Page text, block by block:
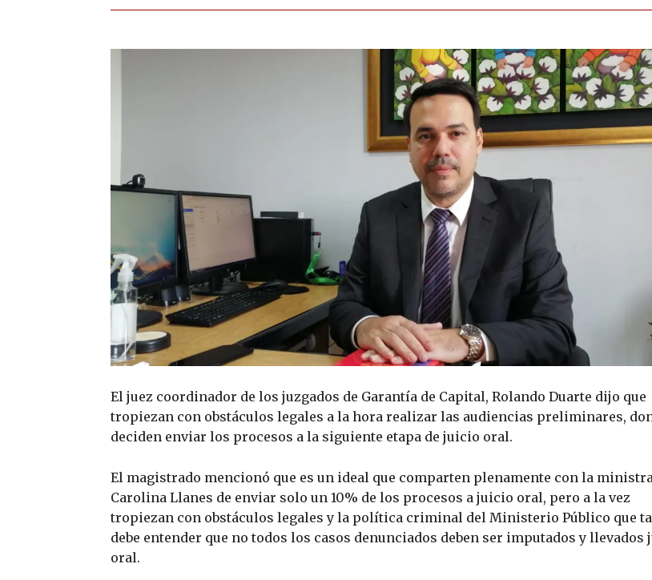
El juez coordinador de los juzgados de Garantía de Capital, Rolando Duarte dijo que
tropiezan con obstáculos legales a la hora realizar las audiencias preliminares,
deciden enviar los procesos a la siguiente etapa de juicio oral.
El magistrado mencionó que es un ideal que comparten plenamente con la ministra
Carolina Llanes de enviar solo un 10% de los procesos a juicio oral, pero a la vez
tropiezan con obstáculos legales y la política criminal del Ministerio Público que
debe entender que no todos los casos denunciados deben ser imputados y llevados
oral.